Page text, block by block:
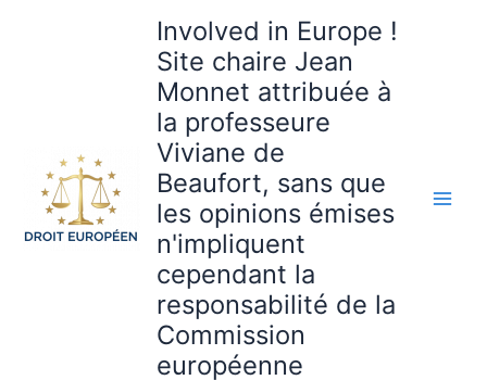
Involved in Europe !
Site chaire Jean
Monnet attribuée à
la professeure
Viviane de
Beaufort, sans que
les opinions émises
n'impliquent
cependant la
responsabilité de la
Commission
européenne